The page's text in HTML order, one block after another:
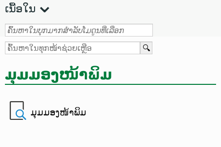
ເນື້ອໃນ
ມຸມມອງໜ້າພິມ
ມຸມມອງໜ້າພິມ